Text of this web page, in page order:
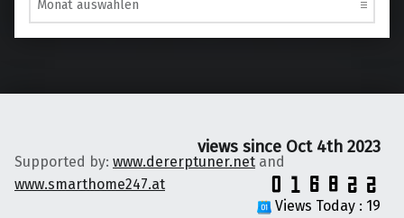
Supported by: www.dererptuner.net and
www.smarthome247.at
views since Oct 4th 2023
Views Today : 19